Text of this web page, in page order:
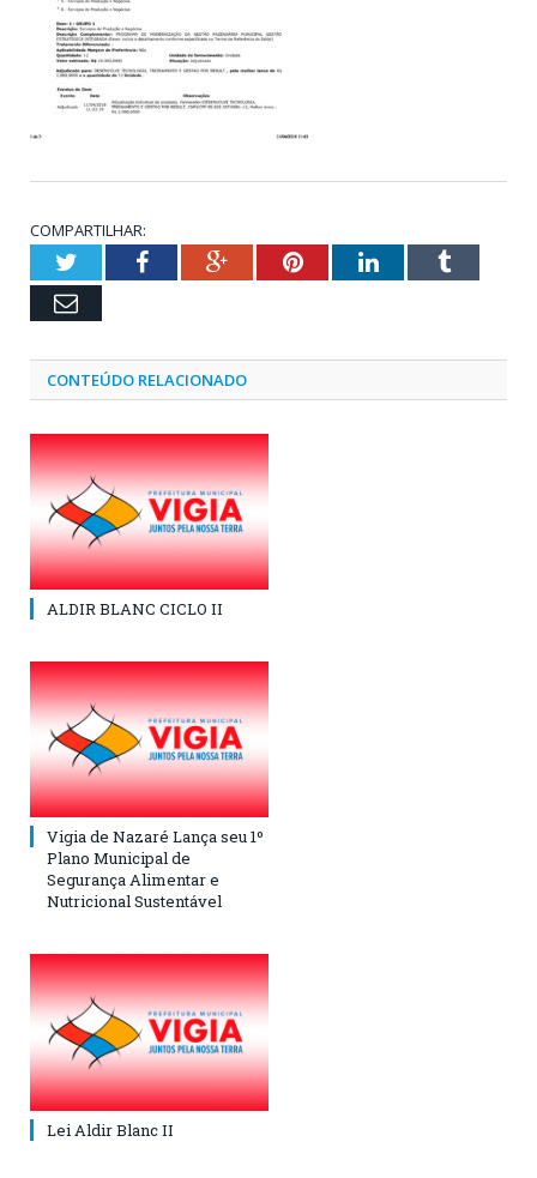
COMPARTILHAR:
TwitterFacebookGoogle+PinterestLinkedInTumblr
Email
CONTEÚDO RELACIONADO
ALDIR BLANC CICLO II
Vigia de Nazaré Lança seu 1º
Plano Municipal de
Segurança Alimentar e
Nutricional Sustentável
Lei Aldir Blanc II